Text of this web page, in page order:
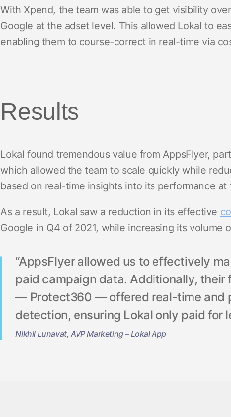
With Xpend, the team was able to get visibility
Google at the adset level. This allowed Lokal to
enabling them to course-correct in real-time via
Results
Lokal found tremendous value from AppsFlyer,
which allowed the team to scale quickly while
based on real-time insights into its performance at
As a result, Lokal saw a reduction in its effective
Google in Q4 of 2021, while increasing its volume
“AppsFlyer allowed us to effectively
paid campaign data. Additionally,
— Protect360 — offered real-time and
detection, ensuring Lokal only paid for
Nikhil Lunavat, AVP Marketing – Lokal App